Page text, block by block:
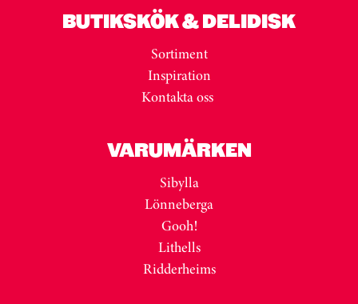
BUTIKSKÖK & DELIDISK
Sortiment
Inspiration
Kontakta oss
VARUMÄRKEN
Sibylla
Lönneberga
Gooh!
Lithells
Ridderheims